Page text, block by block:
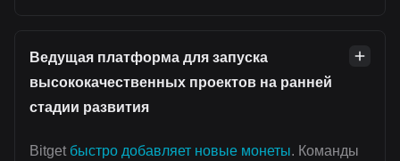
Ведущая платформа для запуска
высококачественных проектов на ранней
стадии развития
Bitget быстро добавляет новые монеты. Команды